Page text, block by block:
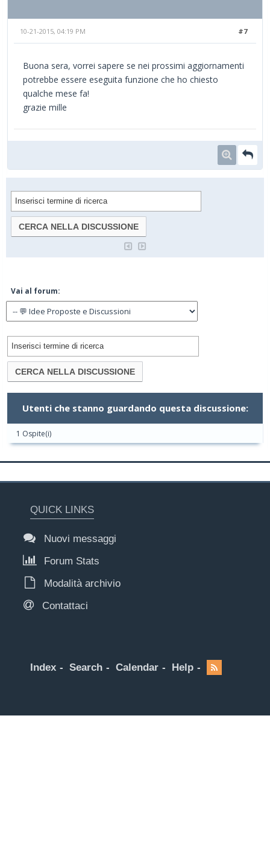
#7
10-21-2015, 04:19 PM
Buona sera, vorrei sapere se nei prossimi aggiornamenti
potrebbe essere eseguita funzione che ho chiesto
qualche mese fa!
grazie mille
Vai al forum:
Utenti che stanno guardando questa discussione:
1 Ospite(i)
QUICK LINKS
Nuovi messaggi
Forum Stats
Modalità archivio
Contattaci
Index Search Calendar Help